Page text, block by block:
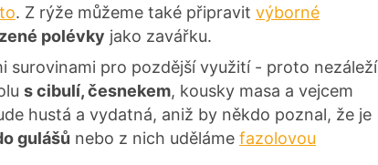
. Z rýže můžeme také připravit výborné
polévky jako zavářku.
surovinami pro pozdější využití - proto nezáleží
s cibulí, česnekem, kousky masa a vejcem
hustá a vydatná, aniž by někdo poznal, že je
gulášů nebo z nich uděláme fazolovou